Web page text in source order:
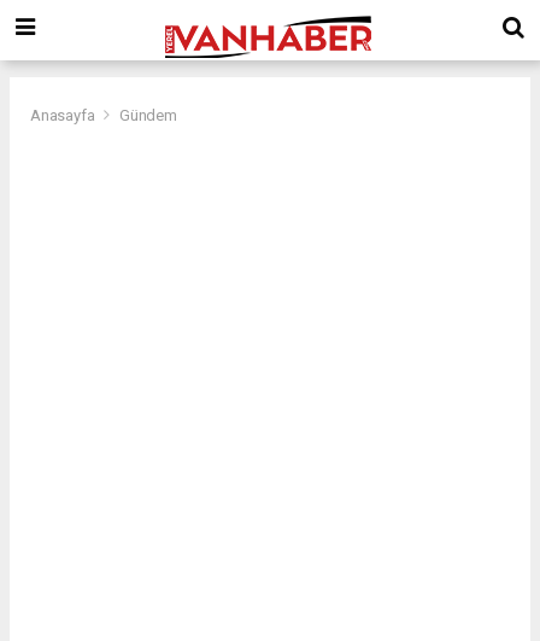
Anasayfa Gündem